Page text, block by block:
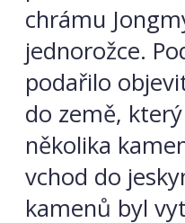
chrámu
jednorožce.
podařilo
do země,
několika
vchod do
kamenů byl